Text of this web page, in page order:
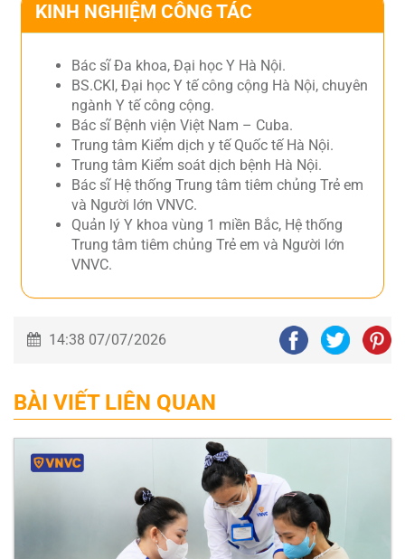
KINH NGHIỆM CÔNG TÁC
Bác sĩ Đa khoa, Đại học Y Hà Nội.
BS.CKI, Đại học Y tế công cộng Hà Nội, chuyên
ngành Y tế công cộng.
Bác sĩ Bệnh viện Việt Nam – Cuba.
Trung tâm Kiểm dịch y tế Quốc tế Hà Nội.
Trung tâm Kiểm soát dịch bệnh Hà Nội.
Bác sĩ Hệ thống Trung tâm tiêm chủng Trẻ em
và Người lớn VNVC.
Quản lý Y khoa vùng 1 miền Bắc, Hệ thống
Trung tâm tiêm chủng Trẻ em và Người lớn
VNVC.
14:38 07/07/2026
BÀI VIẾT LIÊN QUAN